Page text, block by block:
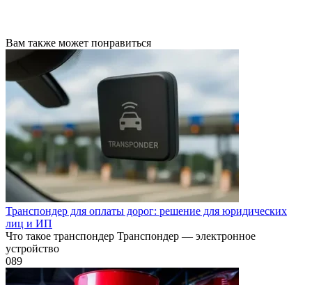
Вам также может понравиться
Транспондер для оплаты дорог: решение для юридических
лиц и ИП
Что такое транспондер Транспондер — электронное
устройство
089